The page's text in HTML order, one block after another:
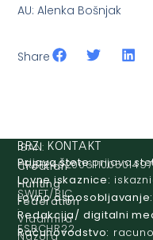
AU: Alenka Bošnjak
Share
Croatian
Hunting
Federation
Vladimira
Nazora
IBAN:
HR8124020061100501497
SWIFT/BIC
:
ESBCHR22
BRZI KONTAKT
Prijava štete:
Lovne iskaznice:
Lovno osposobljavanje:
Redakcija/ digitalni
Računovodstvo: